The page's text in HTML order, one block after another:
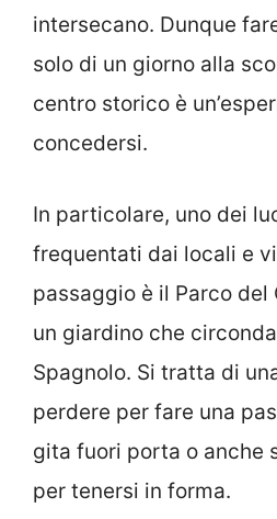
intersecano. Dunque
solo di un giorno alla
centro storico è
concedersi.
In particolare, uno dei
frequentati dai locali e
passaggio è il Parco del
un giardino che
Spagnolo. Si tratta di
perdere per fare una
gita fuori porta o anche
per tenersi in forma.